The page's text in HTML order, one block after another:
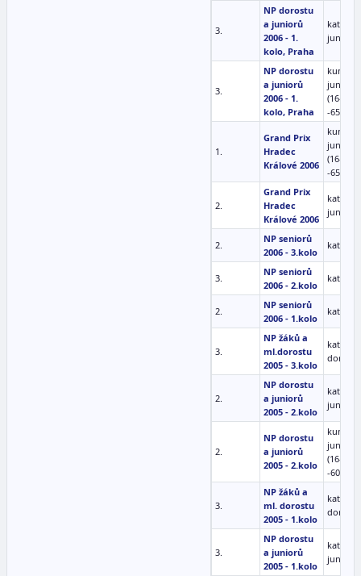
3.
NP dorostu
a juniorů
2006 - 1.
kolo, Praha
kata
junioři
3.
NP dorostu
a juniorů
2006 - 1.
kolo, Praha
kumite
junioři
(16-17)
-65kg
1.
Grand Prix
Hradec
Králové 2006
kumite
junioři
(16-17)
-65kg
2.
Grand Prix
Hradec
Králové 2006
kata
junioři
2.
NP seniorů
2006 - 3.kolo
kata
3.
NP seniorů
2006 - 2.kolo
kata
2.
NP seniorů
2006 - 1.kolo
kata
3.
NP žáků a
ml.dorostu
2005 - 3.kolo
kata
2.
NP dorostu
a juniorů
2005 - 2.kolo
kata
junioři
2.
NP dorostu
a juniorů
2005 - 2.kolo
kumite
junioři
(16-17)
-60kg
3.
NP žáků a
ml. dorostu
2005 - 1.kolo
kata
3.
NP dorostu
a juniorů
2005 - 1.kolo
kata
junioři